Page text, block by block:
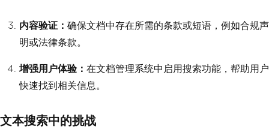
内容验证： 确保文档中存在所需的条款或短语，例如合规声
明或法律条款。
增强用户体验： 在文档管理系统中启用搜索功能，帮助用户
快速找到相关信息。
文本搜索中的挑战